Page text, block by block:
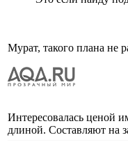
Мурат, такого плана не
Интересовалась ценой
длиной. Составляют на